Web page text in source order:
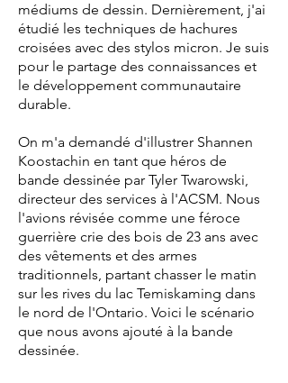
médiums de dessin. Dernièrement, j'ai
étudié les techniques de hachures
croisées avec des stylos micron. Je suis
pour le partage des connaissances et
le développement communautaire
durable.
On m'a demandé d'illustrer Shannen
Koostachin en tant que héros de
bande dessinée par Tyler Twarowski,
directeur des services à l'ACSM. Nous
l'avions révisée comme une féroce
guerrière crie des bois de 23 ans avec
des vêtements et des armes
traditionnels, partant chasser le matin
sur les rives du lac Temiskaming dans
le nord de l'Ontario. Voici le scénario
que nous avons ajouté à la bande
dessinée.